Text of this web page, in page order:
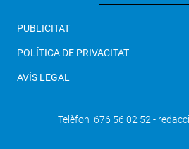
PUBLICITAT
POLÍTICA DE PRIVACITAT
AVÍS LEGAL
Telèfon 676 56 02 52 -